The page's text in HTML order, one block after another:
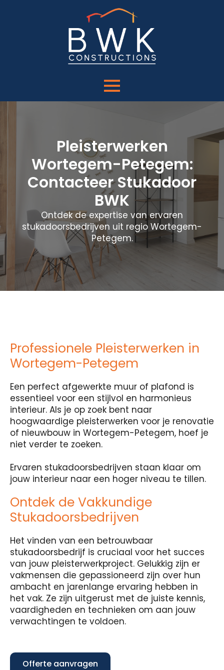
Pleisterwerken
Wortegem-Petegem:
Contacteer Stukadoor
BWK
Ontdek de expertise van ervaren
stukadoorsbedrijven uit regio Wortegem-
Petegem.
Professionele Pleisterwerken in
Wortegem-Petegem
Een perfect afgewerkte muur of plafond is
essentieel voor een stijlvol en harmonieus
interieur. Als je op zoek bent naar
hoogwaardige pleisterwerken voor je renovatie
of nieuwbouw in Wortegem-Petegem, hoef je
niet verder te zoeken.
Ervaren stukadoorsbedrijven staan klaar om
jouw interieur naar een hoger niveau te tillen.
Ontdek de Vakkundige
Stukadoorsbedrijven
Het vinden van een betrouwbaar
stukadoorsbedrijf is cruciaal voor het succes
van jouw pleisterwerkproject. Gelukkig zijn er
vakmensen die gepassioneerd zijn over hun
ambacht en jarenlange ervaring hebben in
het vak. Ze zijn uitgerust met de juiste kennis,
vaardigheden en technieken om aan jouw
verwachtingen te voldoen.
Offerte aanvragen